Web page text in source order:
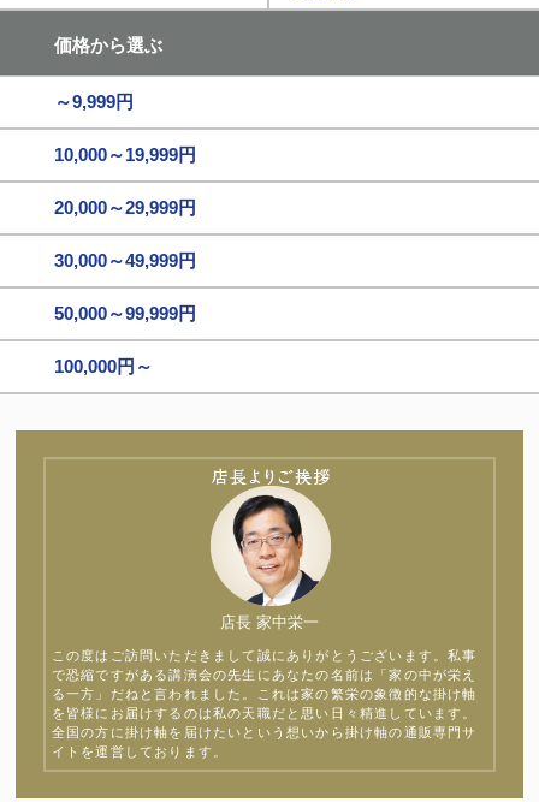
価格から選ぶ
～9,999円
10,000～19,999円
20,000～29,999円
30,000～49,999円
50,000～99,999円
100,000円～
店長 家中栄一
この度はご訪問いただきまして誠にありがとうございます。私事
で恐縮ですがある講演会の先生にあなたの名前は「家の中が栄え
る一方」だねと言われました。これは家の繁栄の象徴的な掛け軸
を皆様にお届けするのは私の天職だと思い日々精進しています。
全国の方に掛け軸を届けたいという想いから掛け軸の通販専門サ
イトを運営しております。